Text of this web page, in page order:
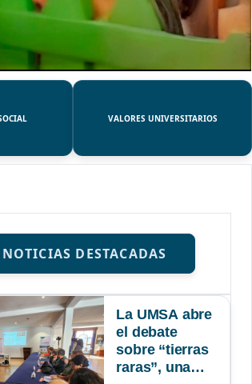
VALORES UNIVERSITARIOS
DESTACADAS
La UMSA abre
el debate
sobre “tierras
raras”, una